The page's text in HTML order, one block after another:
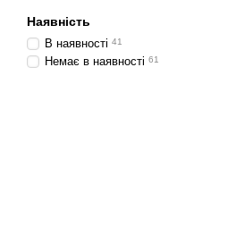
Наявність
В наявності 41
Немає в наявності 61